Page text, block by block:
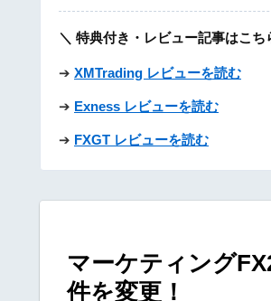
＼ 特典付き・レビュー記事はこち
➔ XMTrading レビューを読む
➔ Exness レビューを読む
➔ FXGT レビューを読む
マーケティング
件を変更！